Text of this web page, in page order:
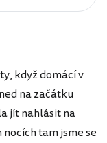
když domácí v
na začátku
jít nahlásit na
tam jsme se